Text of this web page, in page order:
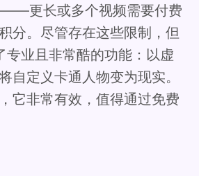
更长或多个视频需要付费
分。尽管存在这些限制，但
专业且非常酷的功能：以虚
自定义卡通人物变为现实。
它非常有效，值得通过免费